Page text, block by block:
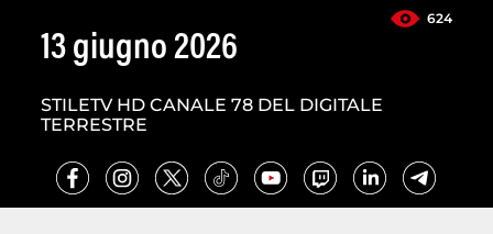
624
13 giugno 2026
STILETV HD CANALE 78 DEL DIGITALE
TERRESTRE